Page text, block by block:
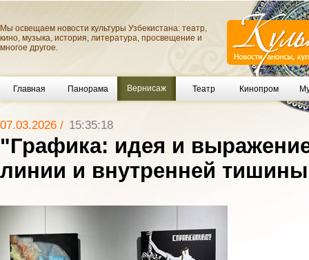
Мы освещаем новости культуры Узбекистана: театр,
кино, музыка, история, литература, просвещение и
многое другое.
Главная Панорама Вернисаж Театр Кинопром
07.03.2026 / 15:35:18
"Графика: идея и
линии и внутренней тишины